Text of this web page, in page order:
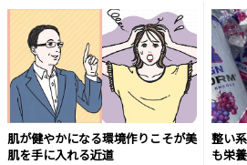
肌が健やかになる環境作りこそが美
肌を手に入れる近道
整い
も栄